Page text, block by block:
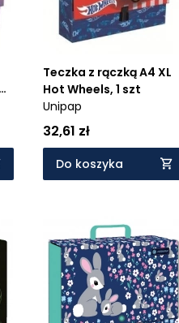
Teczka z rączką A4 XL
Hot Wheels, 1 szt
Unipap
32,61 zł
Do koszyka